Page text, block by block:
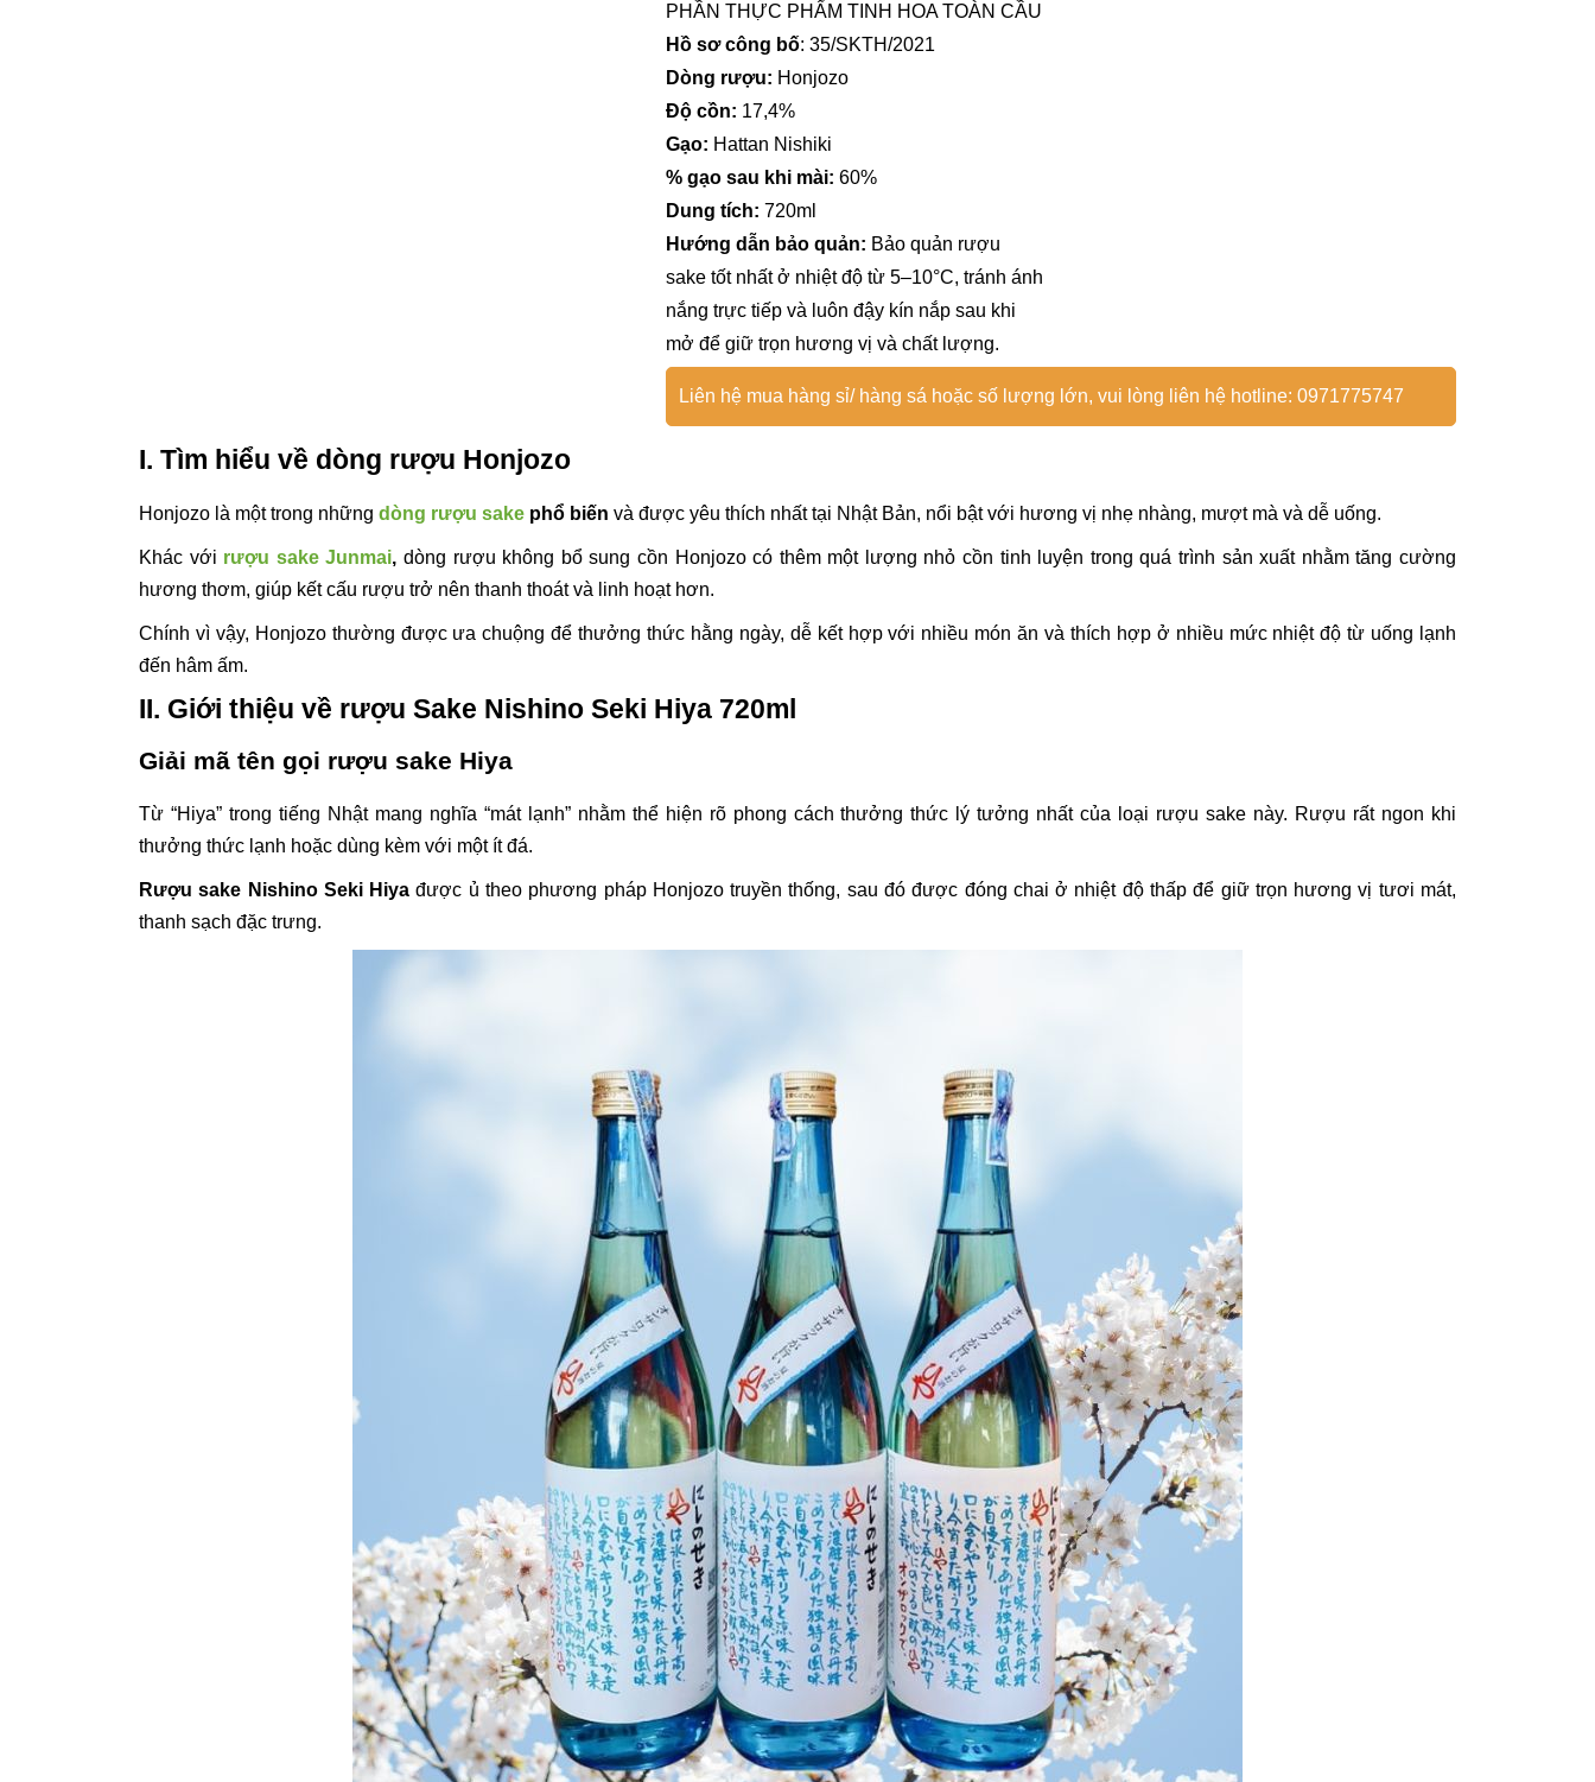
PHẦN THỰC PHẨM TINH HOA TOÀN CẦU
Hồ sơ công bố: 35/SKTH/2021
Dòng rượu: Honjozo
Độ cồn: 17,4%
Gạo: Hattan Nishiki
% gạo sau khi mài: 60%
Dung tích: 720ml
Hướng dẫn bảo quản: Bảo quản rượu
sake tốt nhất ở nhiệt độ từ 5–10°C, tránh ánh
nắng trực tiếp và luôn đậy kín nắp sau khi
mở để giữ trọn hương vị và chất lượng.
Liên hệ mua hàng sỉ/ hàng sá hoặc số lượng lớn, vui lòng liên hệ hotline: 0971775747
I. Tìm hiểu về dòng rượu Honjozo
Honjozo là một trong những dòng rượu sake phổ biến và được yêu thích nhất tại Nhật Bản, nổi bật với hương vị nhẹ nhàng, mượt mà và dễ uống.
Khác với rượu sake Junmai, dòng rượu không bổ sung cồn Honjozo có thêm một lượng nhỏ cồn tinh luyện trong quá trình sản xuất nhằm tăng cường
hương thơm, giúp kết cấu rượu trở nên thanh thoát và linh hoạt hơn.
Chính vì vậy, Honjozo thường được ưa chuộng để thưởng thức hằng ngày, dễ kết hợp với nhiều món ăn và thích hợp ở nhiều mức nhiệt độ từ uống lạnh
đến hâm ấm.
II. Giới thiệu về rượu Sake Nishino Seki Hiya 720ml
Giải mã tên gọi rượu sake Hiya
Từ “Hiya” trong tiếng Nhật mang nghĩa “mát lạnh” nhằm thể hiện rõ phong cách thưởng thức lý tưởng nhất của loại rượu sake này. Rượu rất ngon khi
thưởng thức lạnh hoặc dùng kèm với một ít đá.
Rượu sake Nishino Seki Hiya được ủ theo phương pháp Honjozo truyền thống, sau đó được đóng chai ở nhiệt độ thấp để giữ trọn hương vị tươi mát,
thanh sạch đặc trưng.